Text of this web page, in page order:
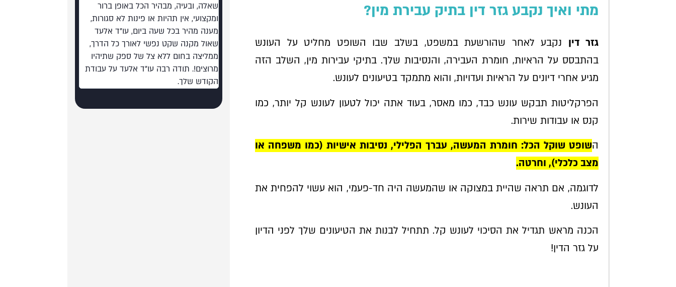
מתי ואיך נקבע גזר דין בתיק עבירת מין?
גזר דין נקבע לאחר שהורשעת במשפט, בשלב שבו השופט מחליט על העונש
בהתבסס על הראיות, חומרת העבירה, והנסיבות שלך. בתיקי עבירות מין, השלב הזה
מגיע אחרי דיונים על הראיות ועדויות, והוא מתמקד בטיעונים לעונש.
הפרקליטות תבקש עונש כבד, כמו מאסר, בעוד אתה יכול לטעון לעונש קל יותר, כמו
קנס או עבודות שירות.
השופט שוקל הכל: חומרת המעשה, עברך הפלילי, נסיבות אישיות (כמו משפחה או
מצב כלכלי), וחרטה.
לדוגמה, אם תראה שהיית במצוקה או שהמעשה היה חד-פעמי, הוא עשוי להפחית את
העונש.
הכנה מראש תגדיל את הסיכוי לעונש קל. תתחיל לבנות את הטיעונים שלך לפני הדיון
על גזר הדין!
שאלה, ובעיה, מבהיר הכל באופן ברור
ומקצועי, אין תהיות או פינות לא סגורות,
מענה מהיר בכל שעה ביום, עו"ד אלעד
שאול מקנה שקט נפשי לאורך כל הדרך,
ממליצה בחום ללא צל של ספק שתיהיו
מרוצים!. תודה רבה עו"ד אלעד על עבודת
הקודש שלך.